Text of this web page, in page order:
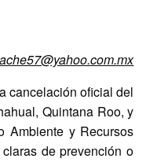
ache57@yahoo.com.mx
cancelación oficial del
Quintana Roo, y
Ambiente y Recursos
de prevención o